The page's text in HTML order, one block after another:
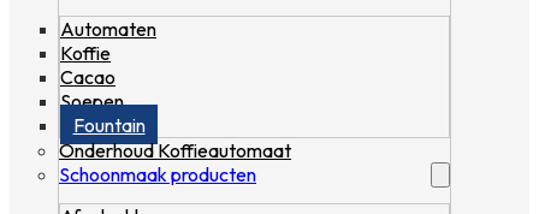
Automaten
Koffie
Cacao
Soepen
Fountain
Onderhoud Koffieautomaat
Schoonmaak producten